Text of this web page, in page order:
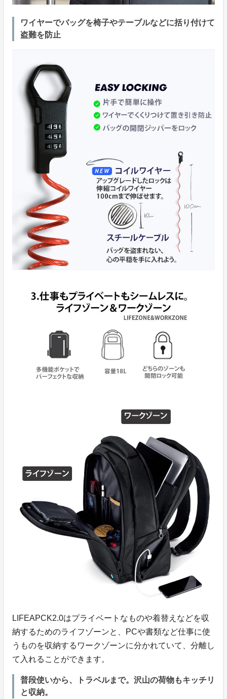
ワイヤーでバッグを椅子やテーブルなどに括り付けて
盗難を防止
LIFEAPCK2.0はプライベートなものや着替えなどを収
納するためのライフゾーンと、PCや書類など仕事に使
うものを収納するワークゾーンに分かれていて、分離し
て入れることができます。
普段使いから、トラベルまで。沢山の荷物もキッチリ
と収納。